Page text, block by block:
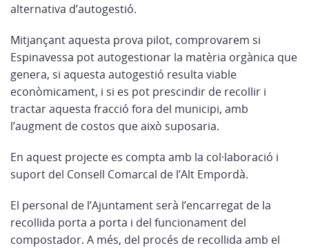
alternativa d’autogestió.
Mitjançant aquesta prova pilot, comprovarem si
Espinavessa pot autogestionar la matèria orgànica que
genera, si aquesta autogestió resulta viable
econòmicament, i si es pot prescindir de recollir i
tractar aquesta fracció fora del municipi, amb
l’augment de costos que això suposaria.
En aquest projecte es compta amb la col·laboració i
suport del Consell Comarcal de l’Alt Empordà.
El personal de l’Ajuntament serà l’encarregat de la
recollida porta a porta i del funcionament del
compostador. A més, del procés de recollida amb el